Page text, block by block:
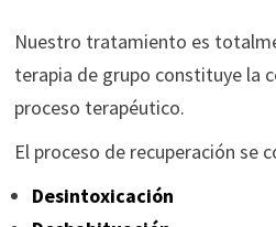
Nuestro tratamiento es
terapia de grupo constituye la
proceso terapéutico.
El proceso de recuperación se
Desintoxicación